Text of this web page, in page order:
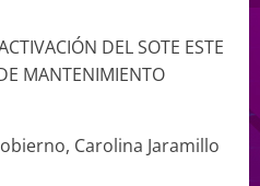
DEL SOTE ESTE
MANTENIMIENTO
Carolina Jaramillo